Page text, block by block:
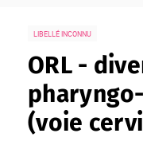
LIBELLÉ INCONNU
ORL -
(voie